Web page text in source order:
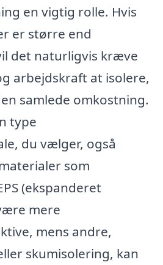
en vigtig rolle. Hvis
er større end
det naturligvis kræve
arbejdskraft at isolere,
samlede omkostning.
type
du vælger, også
som
(ekspanderet
mere
mens andre,
skumisolering, kan